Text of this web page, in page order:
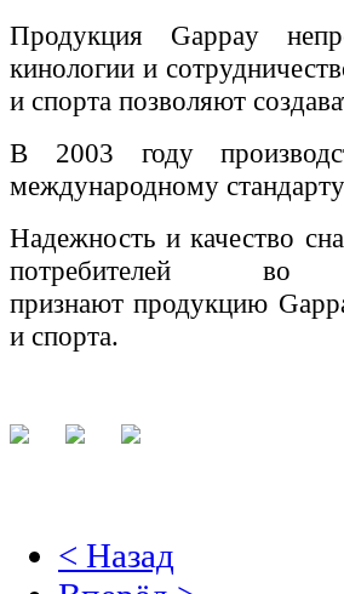
Продукция Gappay
кинологии и
и спорта позволяют
В 2003 году
международному стандарту
Надежность и качество
потребителей
признают продукцию
и спорта.
< Назад